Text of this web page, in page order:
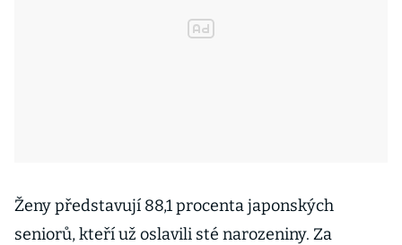
Ženy představují 88,1 procenta japonských
seniorů, kteří už oslavili sté narozeniny. Za